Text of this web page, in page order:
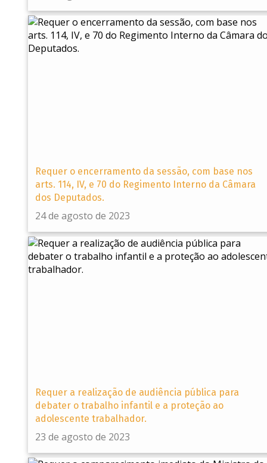
Requer o encerramento da sessão, com base nos
arts. 114, IV, e 70 do Regimento Interno da Câmara
dos Deputados.
24 de agosto de 2023
Requer a realização de audiência pública para
debater o trabalho infantil e a proteção ao
adolescente trabalhador.
23 de agosto de 2023